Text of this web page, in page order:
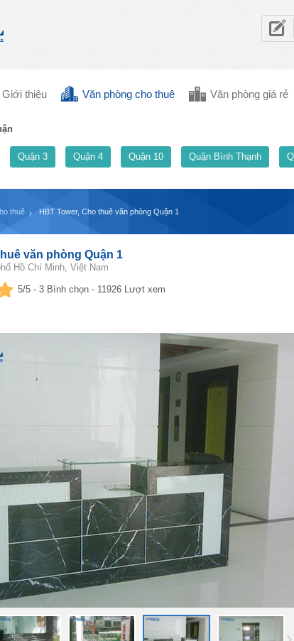
Giới thiệu Văn phòng cho thuê Văn phòng giá rẻ
Quận 3 Quận 4 Quận 10 Quận Bình Thạnh
thuê HBT Tower, Cho thuê văn phòng Quận 1
văn phòng Quận 1
Hồ Chí Minh, Việt Nam
5/5 - 3 Bình chọn - 11926 Lượt xem